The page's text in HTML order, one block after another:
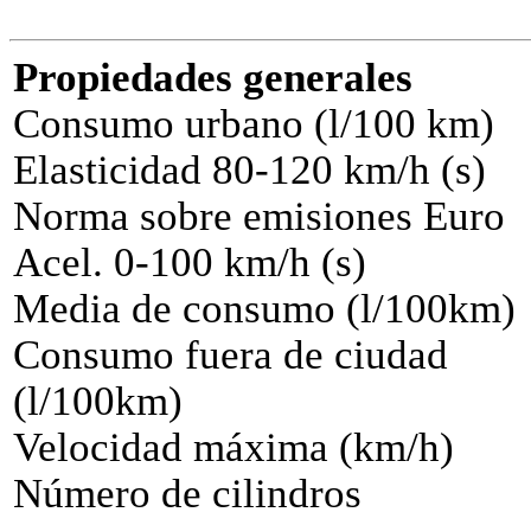
Propiedades generales
Consumo urbano (l/100 km)
Elasticidad 80-120 km/h (s)
Norma sobre emisiones Euro
Acel. 0-100 km/h (s)
Media de consumo (l/100km)
Consumo fuera de ciudad
(l/100km)
Velocidad máxima (km/h)
Número de cilindros